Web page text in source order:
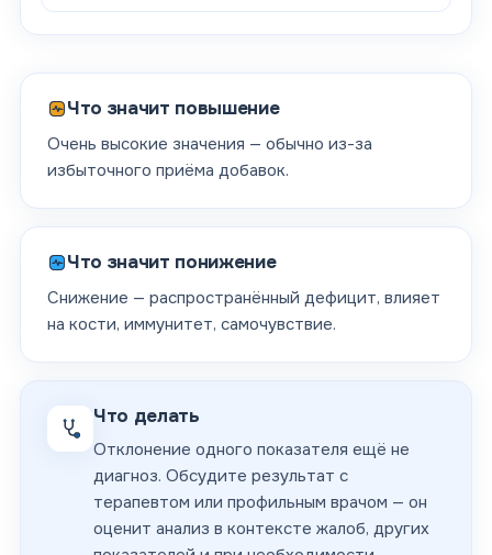
Что значит повышение
Очень высокие значения — обычно из-за
избыточного приёма добавок.
Что значит понижение
Снижение — распространённый дефицит, влияет
на кости, иммунитет, самочувствие.
Что делать
Отклонение одного показателя ещё не
диагноз. Обсудите результат с
терапевтом или профильным врачом — он
оценит анализ в контексте жалоб, других